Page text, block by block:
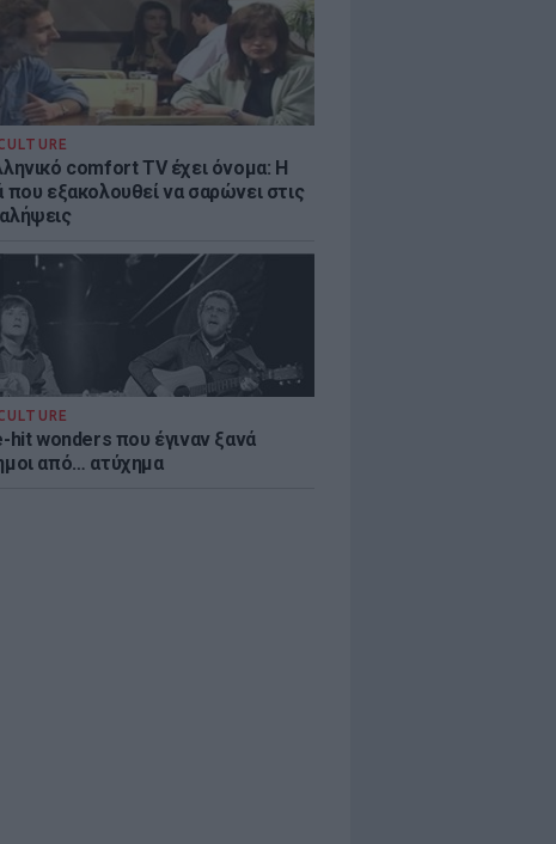
comfort TV έχει όνομα: Η
που εξακολουθεί να σαρώνει στις
hit wonders που έγιναν ξανά
από… ατύχημα